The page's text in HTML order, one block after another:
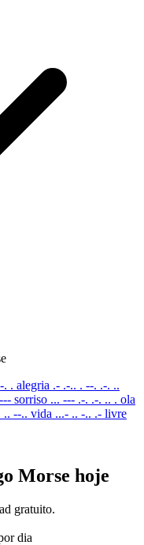
. . alegria .- .-.. . --. .-. ..
sorriso ... --- .-. .-. .. . ola
.. --.. vida ...- .. -.. .- livre
Morse hoje
gratuito.
dia